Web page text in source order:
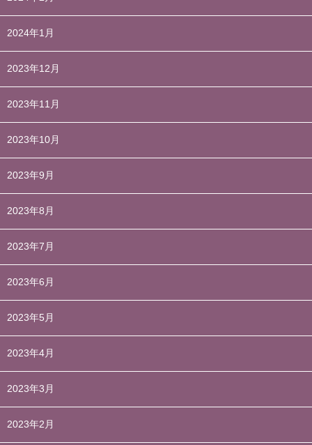
2024年1月
2023年12月
2023年11月
2023年10月
2023年9月
2023年8月
2023年7月
2023年6月
2023年5月
2023年4月
2023年3月
2023年2月